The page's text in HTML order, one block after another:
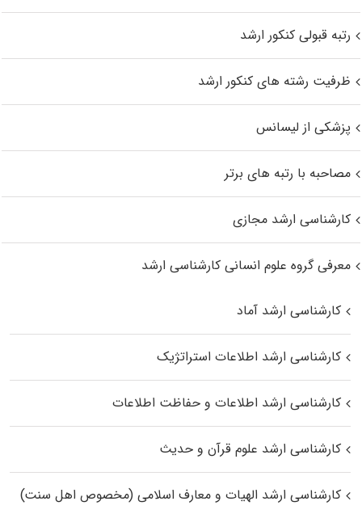
رتبه قبولی کنکور ارشد
ظرفیت رشته های کنکور ارشد
پزشکی از لیسانس
مصاحبه با رتبه های برتر
کارشناسی ارشد مجازی
معرفی گروه علوم انسانی کارشناسی ارشد
کارشناسی ارشد آماد
کارشناسی ارشد اطلاعات استراتژیک
کارشناسی ارشد اطلاعات و حفاظت اطلاعات
کارشناسی ارشد علوم قرآن و حدیث
کارشناسی ارشد الهیات و معارف اسلامی (مخصوص اهل سنت)